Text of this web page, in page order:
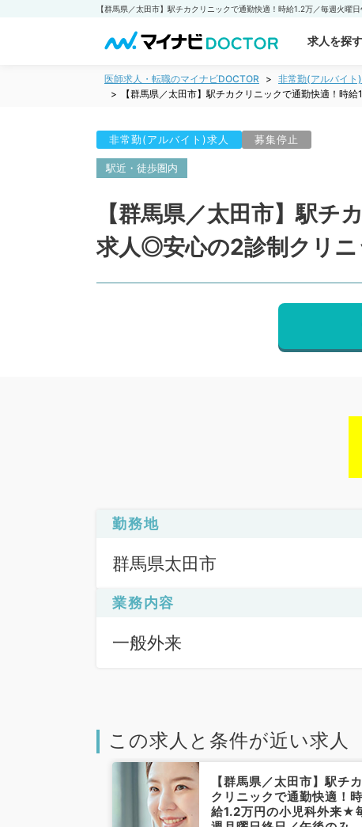
求人を探す
医師求人・転職のマイナビDOCTOR 非常勤(アルバイト
【群馬県／太田市】駅チカクリニックで通勤快適！時
非常勤(アルバイト)求人 募集停止
駅近・徒歩圏内
【群馬県／太田市】駅
求人◎安心の2診制クリニ
勤務地
群馬県太田市
業務内容
一般外来
この求人と条件が近い求人
【群馬県／太田市】駅チカ
クリニックで通勤快適！時
給1.2万円の小児科外来★